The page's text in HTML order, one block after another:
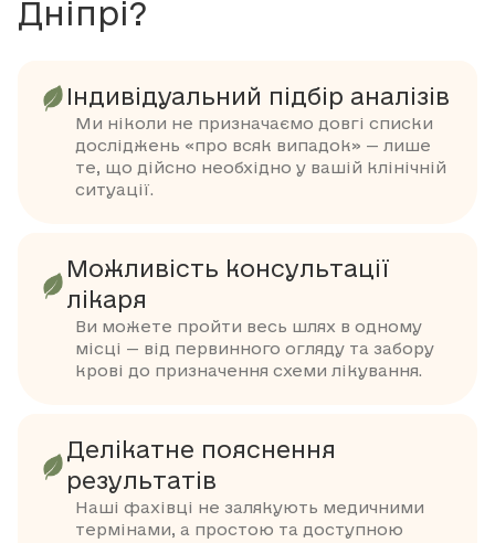
Дніпрі?
Індивідуальний підбір аналізів
Ми ніколи не призначаємо довгі списки
досліджень «про всяк випадок» — лише
те, що дійсно необхідно у вашій клінічній
ситуації.
Можливість консультації
лікаря
Ви можете пройти весь шлях в одному
місці — від первинного огляду та забору
крові до призначення схеми лікування.
Делікатне пояснення
результатів
Наші фахівці не залякують медичними
термінами, а простою та доступною